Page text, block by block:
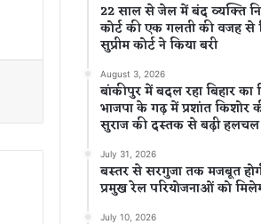
22 साल से जेल में बंद व्यक्ति
कोर्ट की एक गलती की वजह से
सुप्रीम कोर्ट ने किया बरी
August 3, 2026
बांकीपुर में बदल रहा बिहार
भाजपा के गढ़ में प्रशांत किशोर
सुराज की दस्तक से बढ़ी हलचल
July 31, 2026
बस्तर से सरगुजा तक मजबूत
प्रमुख रेल परियोजनाओं को
July 10, 2026